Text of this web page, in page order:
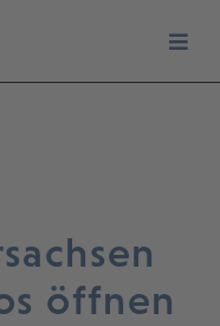
öffnen